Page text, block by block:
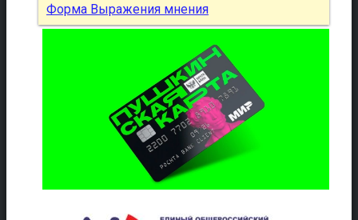
Форма Выражения мнения